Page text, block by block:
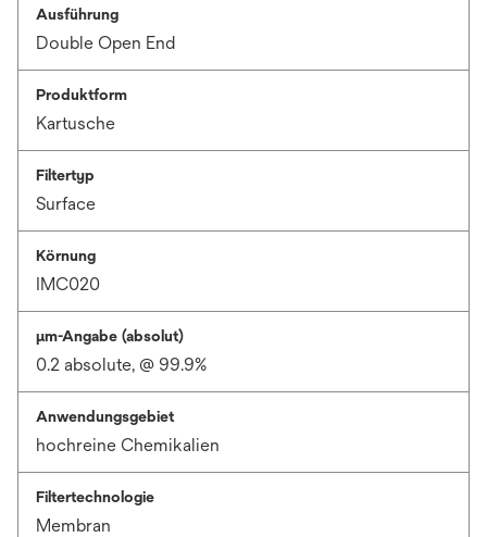
Ausführung
Double Open End
Produktform
Kartusche
Filtertyp
Surface
Körnung
IMC020
μm-Angabe (absolut)
0.2 absolute, @ 99.9%
Anwendungsgebiet
hochreine Chemikalien
Filtertechnologie
Membran